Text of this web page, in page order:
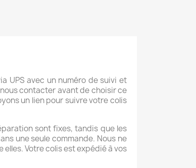
UPS avec un numéro de suivi et
contacter avant de choisir ce
un lien pour suivre votre colis
sont fixes, tandis que les
une seule commande. Nous ne
Votre colis est expédié à vos